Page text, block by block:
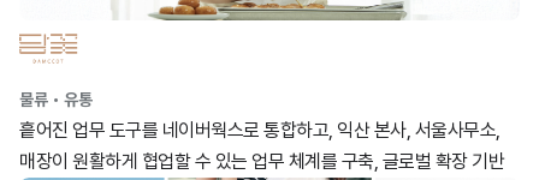
물류・유통
흩어진 업무 도구를 네이버웍스로 통합하고, 익산 본사, 서울사무소,
매장이 원활하게 협업할 수 있는 업무 체계를 구축, 글로벌 확장 기반